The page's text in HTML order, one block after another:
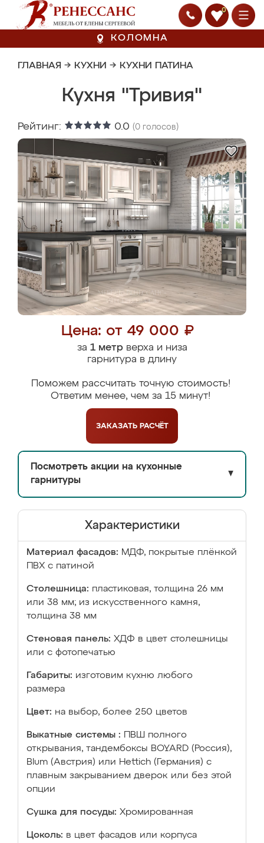
0
КОЛОМНА
ГЛАВНАЯ → КУХНИ → КУХНИ ПАТИНА
Кухня "Тривия"
Рейтинг: 0.0 (0 голосов)
Цена: от 49 000 ₽
за 1 метрверха и низа
гарнитура в длину
Поможем рассчитать точную стоимость!
Ответим менее, чем за 15 минут!
ЗАКАЗАТЬ РАСЧЁТ
Посмотреть акции на кухонные
гарнитуры
▼
Характеристики
Материал фасадов: МДФ, покрытые плёнкой
ПВХ с патиной
Столешница: пластиковая, толщина 26 мм
или 38 мм; из искусственного камня,
толщина 38 мм
Стеновая панель: ХДФ в цвет столешницы
или с фотопечатью
Габариты: изготовим кухню любого
размера
Цвет: на выбор, более 250 цветов
Выкатные системы :
ПВШ полного
открывания, тандембоксы BOYARD (Россия),
Blum (Австрия) или Hettich (Германия) с
плавным закрыванием дверок или без этой
опции
Сушка для посуды: Хромированная
Цоколь: в цвет фасадов или корпуса